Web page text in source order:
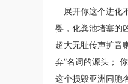
展开你这个进化
婴，化粪池堵塞的
超大无耻传声扩音
弃”名词的源头；
这个损毁亚洲同胞